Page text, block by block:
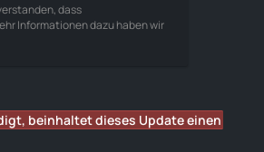
dass
Informationen dazu haben wir
beinhaltet dieses Update einen